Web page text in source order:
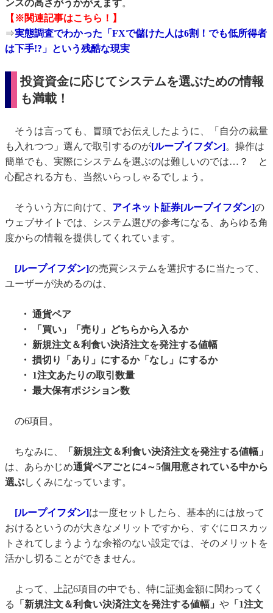
ンスの高さがうかがえます。
【※関連記事はこちら！】
⇒実態調査でわかった「FXで儲けた人は6割！でも低所得者
は下手!?」という残酷な現実
投資資金に応じてシステムを選ぶための情報
も満載！
そうは言っても、冒頭でお伝えしたように、「自分の裁量
も入れつつ」選んで取引するのが[ループイフダン]。操作は
簡単でも、実際にシステムを選ぶのは難しいのでは…？ と
心配される方も、当然いらっしゃるでしょう。
そういう方に向けて、 アイネット証券[ループイフダン]の
ウェブサイトでは、システム選びの参考になる、あらゆる角
度からの情報を提供してくれています。
[ループイフダン]の売買システムを選択するに当たって、
ユーザーが決めるのは、
・ 通貨ペア
・ 「買い」「売り」どちらから入るか
・ 新規注文＆利食い決済注文を発注する値幅
・ 損切り「あり」にするか「なし」にするか
・ 1注文あたりの取引数量
・ 最大保有ポジション数
の6項目。
ちなみに、
「新規注文＆利食い決済注文を発注する値幅」
は、あらかじめ通貨ペアごとに4～5個用意されている中から
選ぶしくみになっています。
[ループイフダン]は一度セットしたら、基本的には放って
おけるというのが大きなメリットですから、すぐにロスカッ
トされてしまうような余裕のない設定では、そのメリットを
活かし切ることができません。
よって、上記6項目の中でも、特に証拠金額に関わってく
る
「新規注文＆利食い決済注文を発注する値幅」 や 「1注文